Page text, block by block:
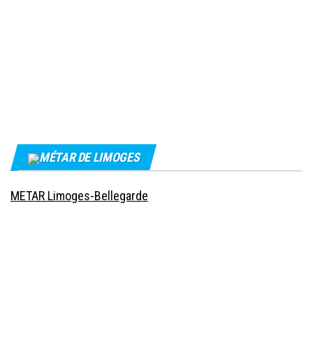
MÉTAR DE LIMOGES
METAR Limoges-Bellegarde